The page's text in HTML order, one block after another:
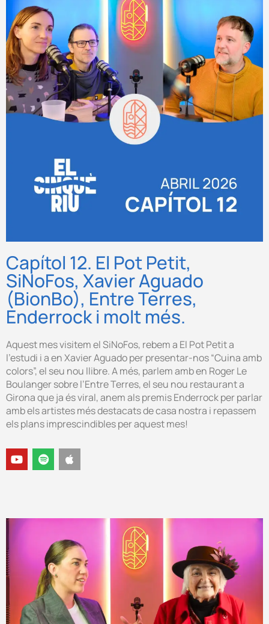
Capítol 12. El Pot Petit,
SiNoFos, Xavier Aguado
(BionBo), Entre Terres,
Enderrock i molt més.
Aquest mes visitem el SiNoFos, rebem a El Pot Petit a
l’estudi i a en Xavier Aguado per presentar-nos “Cuina amb
colors”, el seu nou llibre. A més, parlem amb en Roger Le
Boulanger sobre l’Entre Terres, el seu nou restaurant a
Girona que ja és viral, anem als premis Enderrock per parlar
amb els artistes més destacats de casa nostra i repassem
els plans imprescindibles per aquest mes!